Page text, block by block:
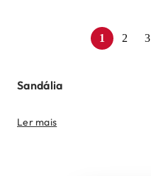
1 2 3
Sandália
Ler mais